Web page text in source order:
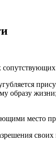
образу
место